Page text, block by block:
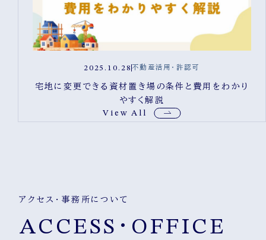
View All
2025.10.28 不動産活用・許認可
宅地に変更できる資材置き場の条件と費用をわかり
やすく解説
アクセス・事務所について
ACCESS・OFFICE